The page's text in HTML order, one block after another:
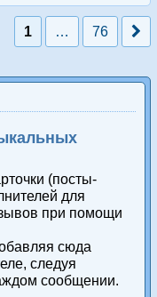
1 … 76
(посты-
для
при помощи
сюда
следуя
сообщении.